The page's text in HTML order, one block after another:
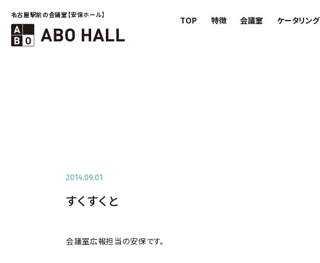
名古屋駅前の会議室【安保ホール】
TOP 特徴 会議室 ケータリング
すくすくと
2014.09.01
会議室広報担当の安保です。